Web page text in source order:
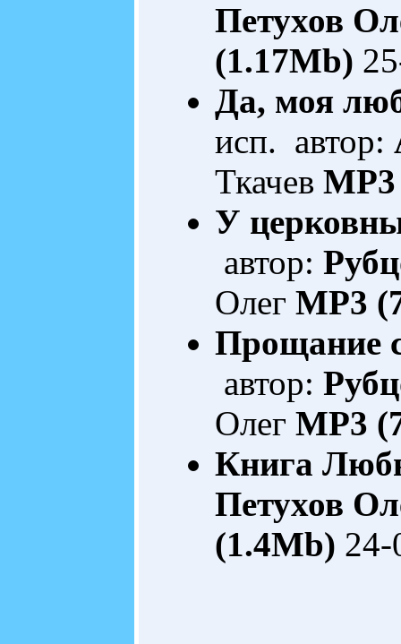
Петухов
(1.17Mb)
Да, моя
исп. автор:
Ткачев
У
автор:
Олег MP3
Прощание
автор:
Олег MP3
Книга
Петухов
(1.4Mb) 24-